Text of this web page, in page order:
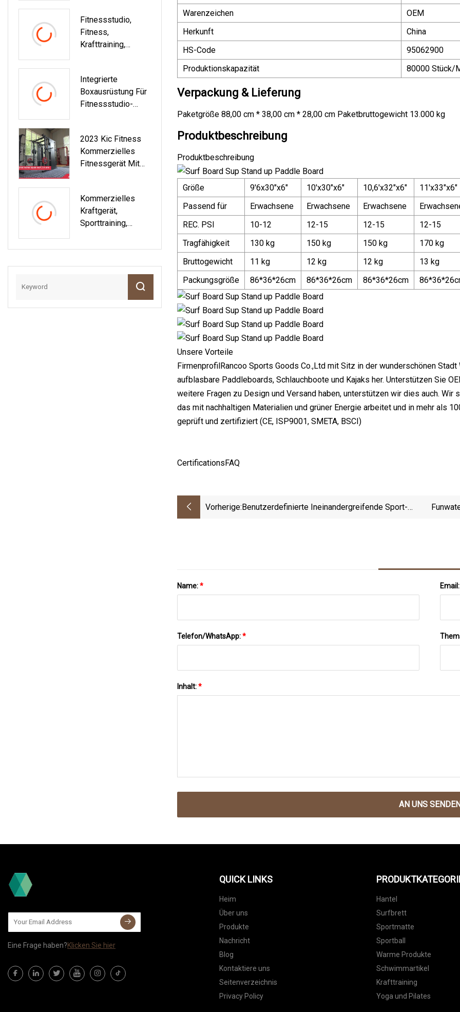
Glas-
Swimmingpool-
Mosaikfliesen-
Fitnessstudio,
Fitness,
Krafttraining,
4
Integrierte
Boxausrüstung Für
Fitnessstudio-
2023 Kic Fitness
Kommerzielles
Fitnessgerät Mit
Kommerzielles
Kraftgerät,
Sporttraining,
Power Squat, All-
Warenzeichen
OEM
Herkunft
China
HS-Code
95062900
Produktionskapazität
80000 Stück/
Verpackung & Lieferung
Paketgröße 88,00 cm * 38,00 cm * 28,00 cm Paketbruttogewicht 13.000 kg
Produktbeschreibung
Produktbeschreibung
Größe 9'6x30"x6" 10'x30"x6" 10,6'x32"x6" 11'x33"x6"
Passend für
Erwachsene Erwachsene Erwachsene
REC. PSI
10-12 12-15 12-15 12-15
Tragfähigkeit
130 kg 150 kg 150 kg 170 kg
Bruttogewicht
11 kg 12 kg 12 kg 13 kg
Packungsgröße
86*36*26cm 86*36*26cm 86*36*26cm
Unsere Vorteile
FirmenprofilRancoo Sports Goods Co.,Ltd mit Sitz in der wunderschönen
aufblasbare Paddleboards, Schlauchboote und Kajaks her. Unterstützen Sie
weitere Fragen zu Design und Versand haben, unterstützen wir dies auch.
das mit nachhaltigen Materialien und grüner Energie arbeitet und in mehr als
geprüft und zertifiziert (CE, ISP9001, SMETA, BSCI)
CertificationsFAQ
Vorherige:Benutzerdefinierte Ineinandergreifende Sport-
Name:* Email:
Telefon/WhatsApp:*
Inhalt:*
AN UNS
Eine Frage haben?Klicken Sie hier
QUICK LINKS
Heim
Über uns
Produkte
Nachricht
Blog
Kontaktiere uns
Seitenverzeichnis
Privacy Policy
Hantel
Surfbrett
Sportmatte
Sportball
Warme Produkte
Schwimmartikel
Krafttraining
Yoga und Pilates